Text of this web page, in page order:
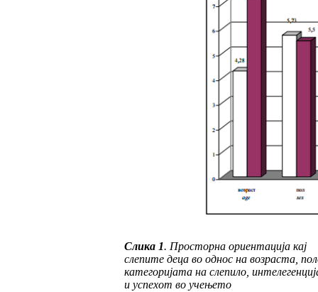
Слика1. Просторна ориентација кај
слепите деца во однос на возраста,
категоријата на слепило,
и успехот во учењето